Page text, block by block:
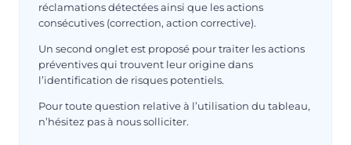
réclamations détectées ainsi que les actions
consécutives (correction, action corrective).
Un second onglet est proposé pour traiter les actions
préventives qui trouvent leur origine dans
l’identification de risques potentiels.
Pour toute question relative à l’utilisation du tableau,
n’hésitez pas à nous solliciter.